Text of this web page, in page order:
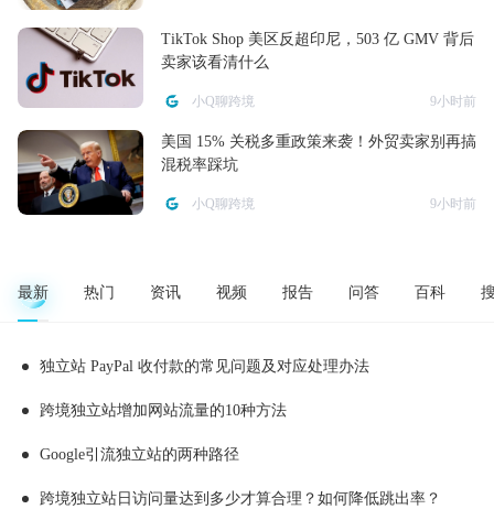
TikTok Shop 美区反超印尼，503 亿 GMV 背后
卖家该看清什么
小Q聊跨境 9小时前
美国 15% 关税多重政策来袭！外贸卖家别再搞
混税率踩坑
小Q聊跨境 9小时前
最新 热门 资讯 视频 报告 问答 百科
独立站 PayPal 收付款的常见问题及对应处理办法
跨境独立站增加网站流量的10种方法
Google引流独立站的两种路径
跨境独立站日访问量达到多少才算合理？如何降低跳出率？